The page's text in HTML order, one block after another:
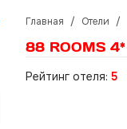
Главная / Отели /
88 ROOMS 4*
Рейтинг отеля: 5